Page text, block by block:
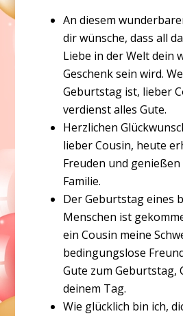
An diesem
dir wünsche, dass all
Liebe in der Welt dein
Geschenk sein wird.
Geburtstag ist, lieber
verdienst alles Gute.
Herzlichen
lieber Cousin, heute
Freuden und
Familie.
Der Geburtstag eines
Menschen ist
ein Cousin meine
bedingungslose
Gute zum Geburtstag,
deinem Tag.
Wie glücklich bin ich,